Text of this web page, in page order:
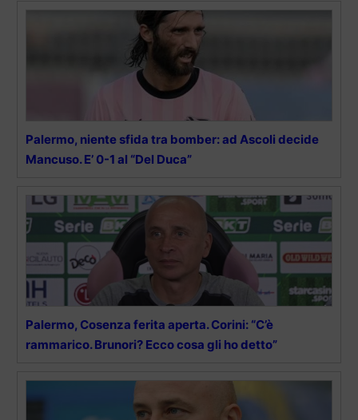
Palermo, niente sfida tra bomber: ad Ascoli decide
Mancuso. E’ 0-1 al “Del Duca”
Palermo, Cosenza ferita aperta. Corini: “C’è
rammarico. Brunori? Ecco cosa gli ho detto”